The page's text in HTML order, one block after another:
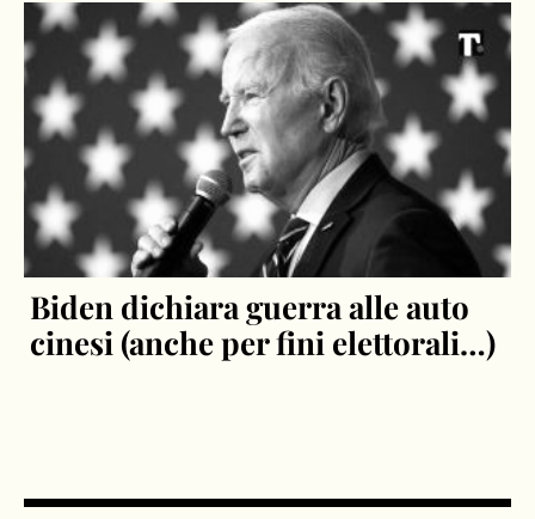
Biden dichiara guerra alle auto
cinesi (anche per fini elettorali…)